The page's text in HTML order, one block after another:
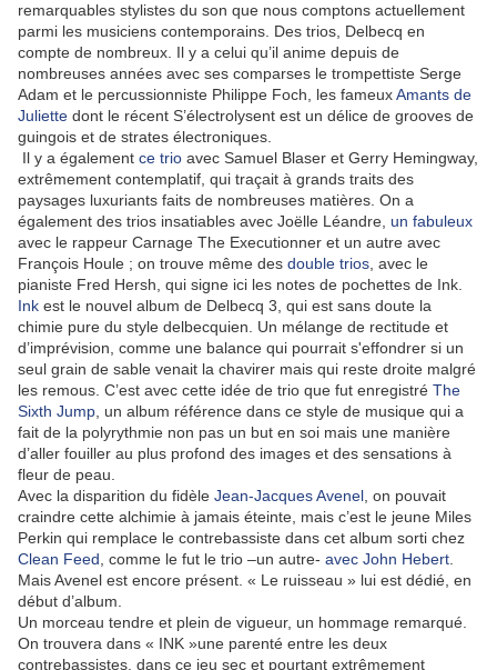
remarquables stylistes du son que nous comptons actuellement
parmi les musiciens contemporains. Des trios, Delbecq en
compte de nombreux. Il y a celui qu’il anime depuis de
nombreuses années avec ses comparses le trompettiste Serge
Adam et le percussionniste Philippe Foch, les fameuxAmants de
Juliette dont le récent S’électrolysent est un délice de grooves de
guingois et de strates électroniques.
Il y a également ce trio avec Samuel Blaser et Gerry Hemingway,
extrêmement contemplatif, qui traçait à grands traits des
paysages luxuriants faits de nombreuses matières. On a
également des trios insatiables avec Joëlle Léandre, un fabuleux
avec le rappeur Carnage The Executionner et un autre avec
François Houle ; on trouve même des double trios , avec le
pianiste Fred Hersh, qui signe ici les notes de pochettes de Ink.
Ink est le nouvel album de Delbecq 3, qui est sans doute la
chimie pure du style delbecquien. Un mélange de rectitude et
d’imprévision, comme une balance qui pourrait s'effondrer si un
seul grain de sable venait la chavirer mais qui reste droite malgré
les remous. C’est avec cette idée de trio que fut enregistré The
Sixth Jump , un album référence dans ce style de musique qui a
fait de la polyrythmie non pas un but en soi mais une manière
d’aller fouiller au plus profond des images et des sensations à
fleur de peau.
Avec la disparition du fidèle Jean-Jacques Avenel , on pouvait
craindre cette alchimie à jamais éteinte, mais c’est le jeune Miles
Perkin qui remplace le contrebassiste dans cet album sorti chez
Clean Feed , comme le fut le trio –un autre- avec John Hebert
Mais Avenel est encore présent. « Le ruisseau » lui est dédié, en
début d’album.
Un morceau tendre et plein de vigueur, un hommage remarqué.
On trouvera dans « INK »une parenté entre les deux
contrebassistes, dans ce jeu sec et pourtant extrêmement